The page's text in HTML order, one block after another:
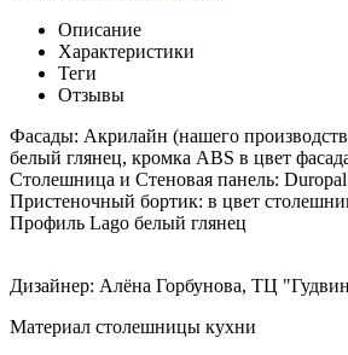
Описание
Характеристики
Теги
Отзывы
Фасады: Акрилайн (нашего
белый глянец, кромка ABS в цвет
Столешница и Стеновая панель:
Пристеночный бортик: в цвет
Профиль Lago белый глянец
Дизайнер: Алёна Горбунова, ТЦ
Материал столешницы кухни